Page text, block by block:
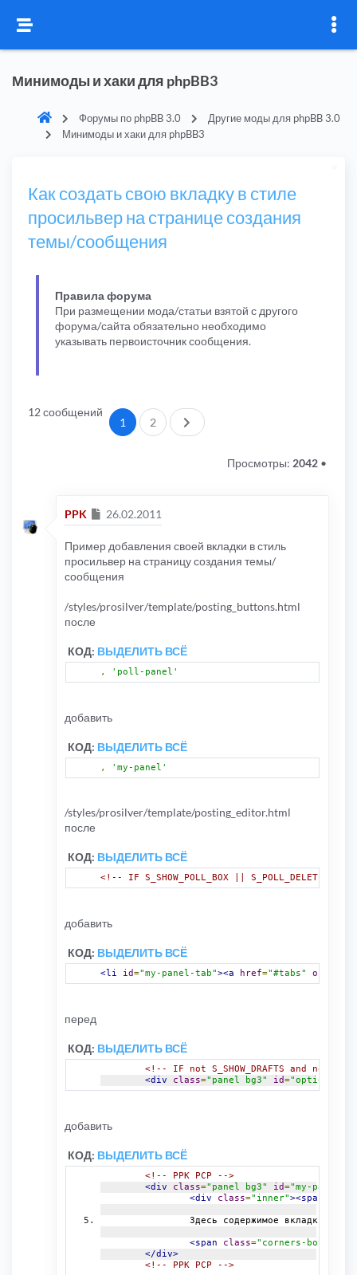
Минимоды и хаки для phpBB3
Форумы по phpBB 3.0
Другие моды для phpBB 3.0
Минимоды и хаки для phpBB3
Как создать свою вкладку в стиле
просильвер на странице создания
темы/сообщения
Правила форума
При размещении мода/статьи взятой с другого
форума/сайта обязательно необходимо
указывать первоисточник сообщения.
12 сообщений
1 2 След.
Просмотры: 2042 •
PPK Сообщение
26.02.2011
Пример добавления своей вкладки в стиль
просильвер на страницу создания темы/
сообщения
/styles/prosilver/template/posting_buttons.html
после
КОД: ВЫДЕЛИТЬ ВСЁ
, 'poll-panel'
добавить
КОД: ВЫДЕЛИТЬ ВСЁ
, 'my-panel'
/styles/prosilver/template/posting_editor.html
после
КОД: ВЫДЕЛИТЬ ВСЁ
<!-- IF S_SHOW_POLL_BOX || S_POLL_DELETE -->
добавить
КОД: ВЫДЕЛИТЬ ВСЁ
<li id="my-panel-tab"><a href="#tabs" onclick
перед
КОД: ВЫДЕЛИТЬ ВСЁ
<!-- IF not S_SHOW_DRAFTS and not
<div
class="panel bg3" id="options-
добавить
КОД: ВЫДЕЛИТЬ ВСЁ
<!-- PPK PCP -->
<div
class="panel bg3" id="my-panel"
<div
class="inner"><span
		Здесь содержимое вкладки.
<span class="corners-bottom"
</div>
<!-- PPK PCP -->